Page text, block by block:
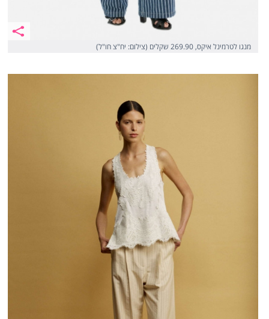
מנגו לטרמינל איקס, 269.90 שקלים (צילום: יח"צ חו"ל)